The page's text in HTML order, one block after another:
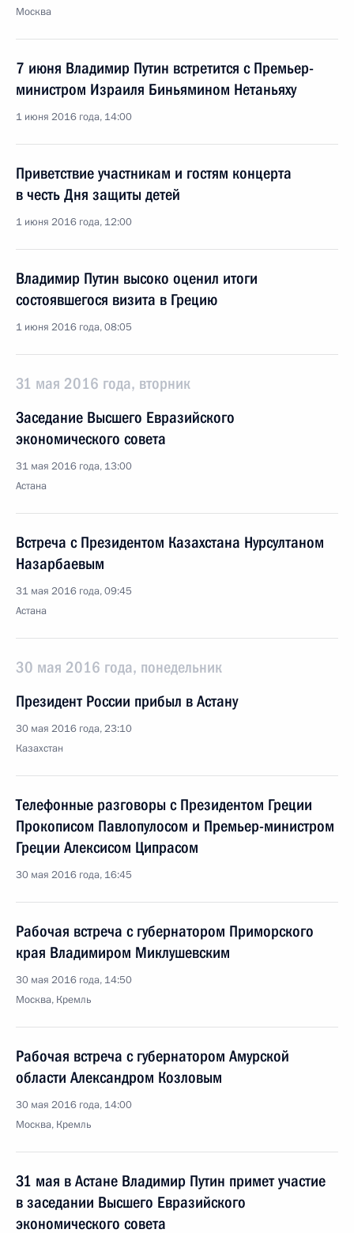
Москва
7 июня Владимир Путин встретится с Премьер-
министром Израиля Биньямином Нетаньяху
1 июня 2016 года, 14:00
Приветствие участникам и гостям концерта
в честь Дня защиты детей
1 июня 2016 года, 12:00
Владимир Путин высоко оценил итоги
состоявшегося визита в Грецию
1 июня 2016 года, 08:05
31 мая 2016 года, вторник
Заседание Высшего Евразийского
экономического совета
31 мая 2016 года, 13:00
Астана
Встреча с Президентом Казахстана Нурсултаном
Назарбаевым
31 мая 2016 года, 09:45
Астана
30 мая 2016 года, понедельник
Президент России прибыл в Астану
30 мая 2016 года, 23:10
Казахстан
Телефонные разговоры с Президентом Греции
Прокописом Павлопулосом и Премьер-министром
Греции Алексисом Ципрасом
30 мая 2016 года, 16:45
Рабочая встреча с губернатором Приморского
края Владимиром Миклушевским
30 мая 2016 года, 14:50
Москва, Кремль
Рабочая встреча с губернатором Амурской
области Александром Козловым
30 мая 2016 года, 14:00
Москва, Кремль
31 мая в Астане Владимир Путин примет участие
в заседании Высшего Евразийского
экономического совета